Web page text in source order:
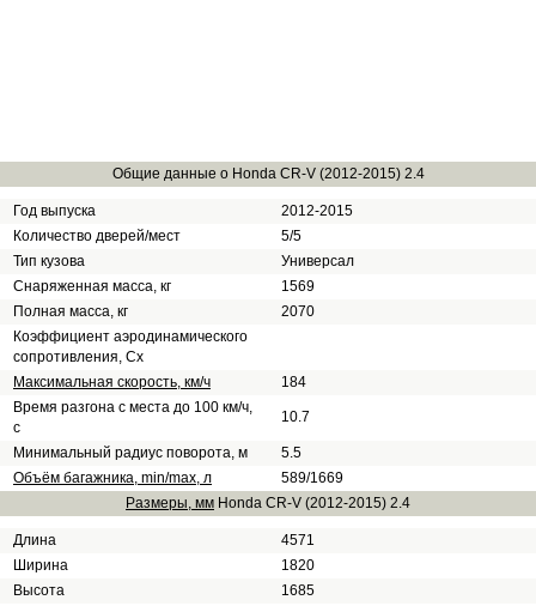
Общие данные о Honda CR-V (2012-2015) 2.4
Год выпуска
2012-2015
Количество дверей/мест
5/5
Тип кузова
Универсал
Снаряженная масса, кг
1569
Полная масса, кг
2070
Коэффициент аэродинамического
сопротивления, Сх
Максимальная скорость, км/ч
184
Время разгона с места до 100 км/ч,
с
10.7
Минимальный радиус поворота, м
5.5
Объём багажника, min/max, л
589/1669
Размеры, мм Honda CR-V (2012-2015) 2.4
Длина
4571
Ширина
1820
Высота
1685